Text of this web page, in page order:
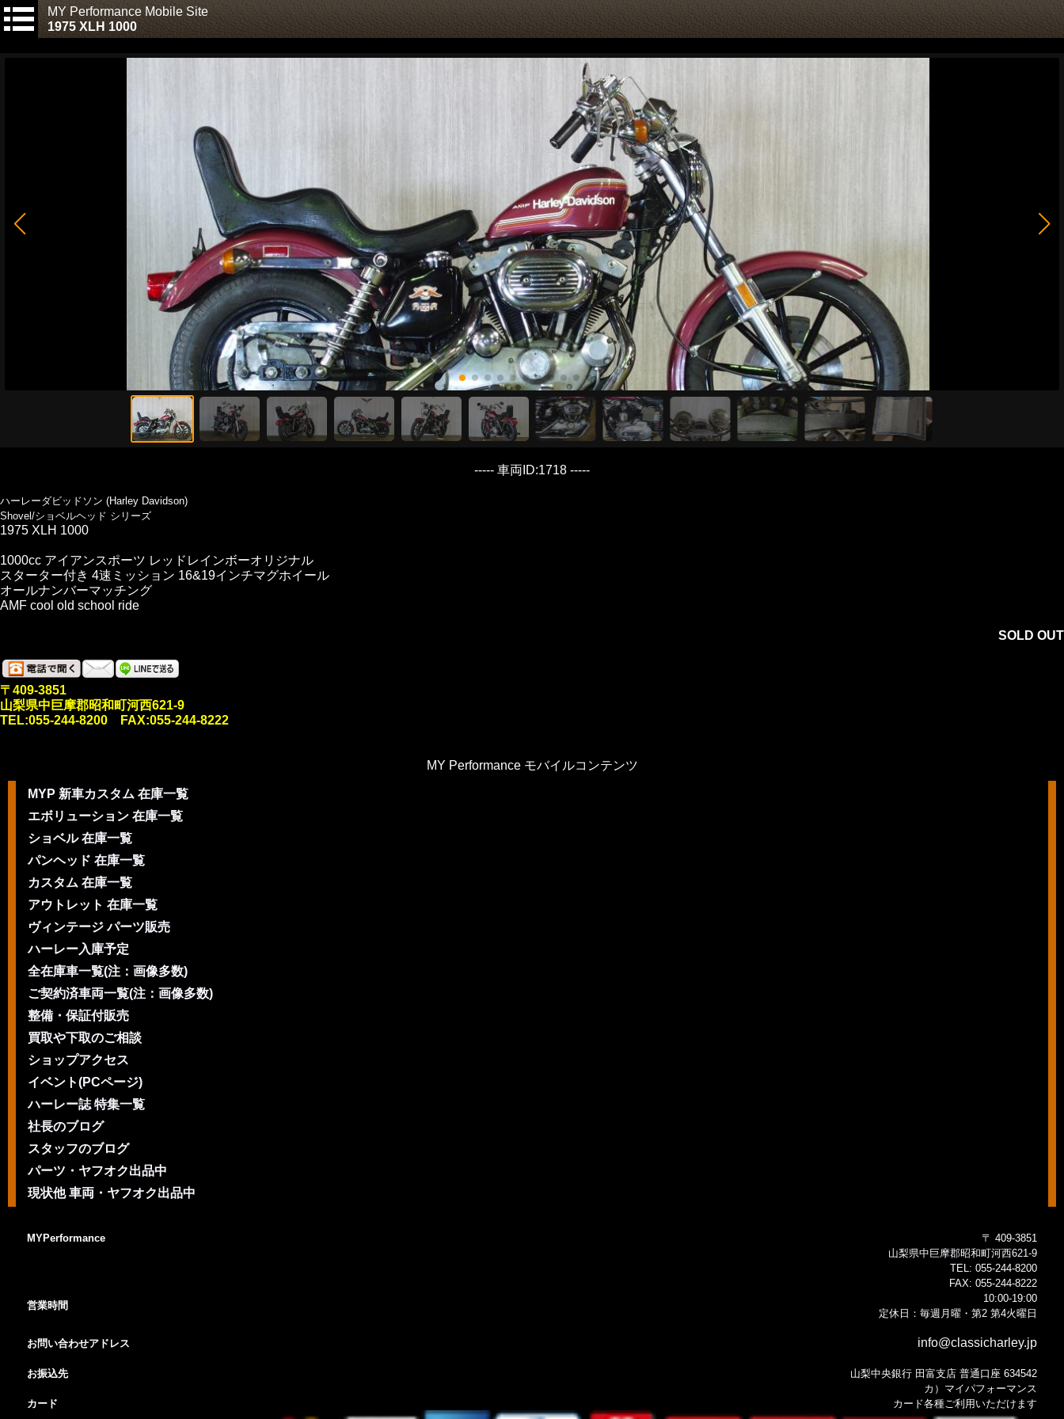
MY Performance Mobile Site
1975 XLH 1000
----- 車両ID:1718 -----
ハーレーダビッドソン (Harley Davidson)
Shovel/ショベルヘッド シリーズ
1975 XLH 1000
1000cc アイアンスポーツ レッドレインボーオリジナル
スターター付き 4速ミッション 16&19インチマグホイール
オールナンバーマッチング
AMF cool old school ride
SOLD OUT
〒409-3851
山梨県中巨摩郡昭和町河西621-9
TEL:055-244-8200 FAX:055-244-8222
MY Performance モバイルコンテンツ
MYP 新車カスタム 在庫一覧
エボリューション 在庫一覧
ショベル 在庫一覧
パンヘッド 在庫一覧
カスタム 在庫一覧
アウトレット 在庫一覧
ヴィンテージ パーツ販売
ハーレー入庫予定
全在庫車一覧(注：画像多数)
ご契約済車両一覧(注：画像多数)
整備・保証付販売
買取や下取のご相談
ショップアクセス
イベント(PCページ)
ハーレー誌 特集一覧
社長のブログ
スタッフのブログ
パーツ・ヤフオク出品中
現状他 車両・ヤフオク出品中
MYPerformance
〒 409-3851
山梨県中巨摩郡昭和町河西621-9
TEL: 055-244-8200
FAX: 055-244-8222
営業時間
10:00-19:00
定休日：毎週月曜・第2 第4火曜日
お問い合わせアドレス info@classicharley.jp
お振込先
山梨中央銀行 田富支店 普通口座 634542
カ）マイパフォーマンス
カード
カード各種ご利用いただけます